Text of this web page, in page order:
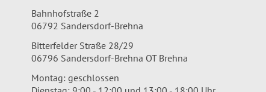
Bahnhofstraße 2
06792 Sandersdorf-Brehna
Bitterfelder Straße 28/29
06796 Sandersdorf-Brehna OT Brehna
Montag: geschlossen